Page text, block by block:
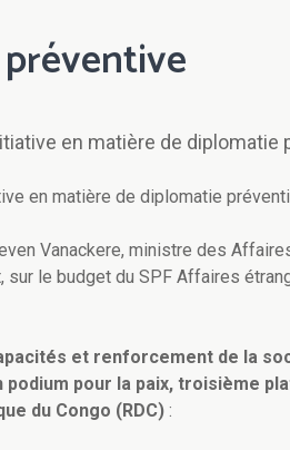
en matière de diplomatie
en matière de diplomatie
Vanackere, ministre des
sur le budget du SPF Affaires
et renforcement de la
podium pour la paix, troisième
du Congo (RDC) :